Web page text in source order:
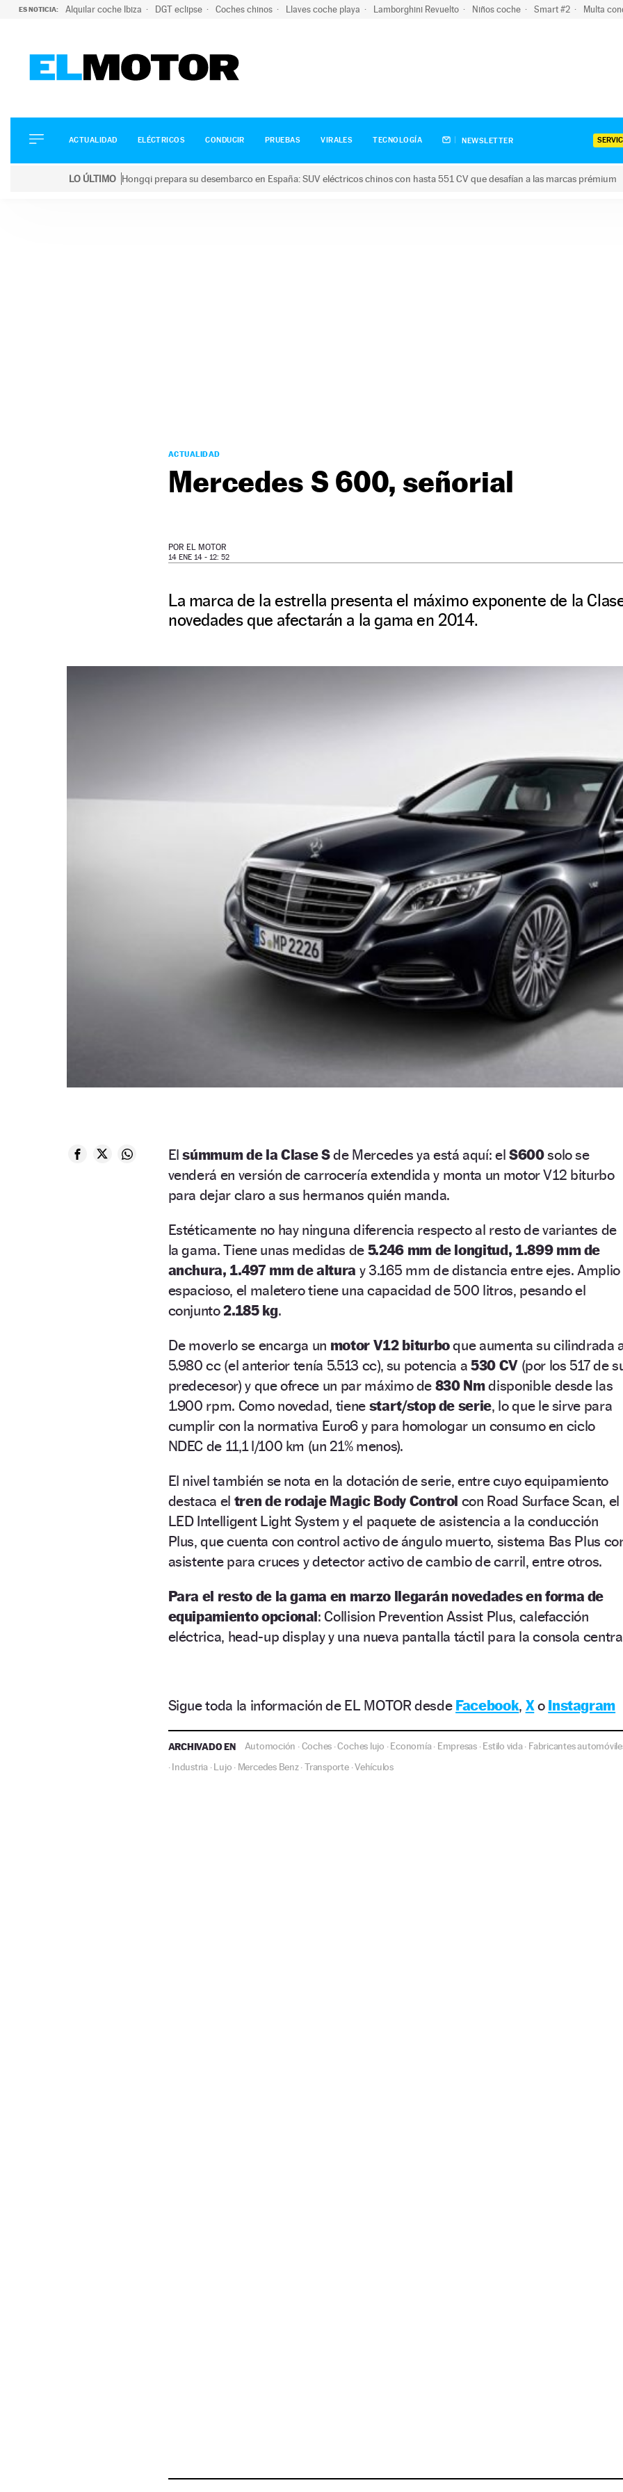
ES NOTICIA: Alquilar coche Ibiza DGT eclipse Coches chinos Llaves coche playa Lamborghini Revuelto Niños coche Smart #2 Multa
ELÉCTRICOS
CONDUCIR
ACTUALIDAD ELÉCTRICOS CONDUCIR PRUEBAS VIRALES TECNOLOGÍA NEWSLETTER
LO ÚLTIMO Hongqi prepara su desembarco en España: SUV eléctricos chinos con hasta 551 CV que desafían a las marcas prémium
ACTUALIDAD
Mercedes S 600, señorial
POR EL MOTOR
14 ENE 14 - 12: 52
La marca de la estrella presenta el máximo exponente de la
novedades que afectarán a la gama en 2014.
Elsúmmum de la Clase Sde Mercedes ya está aquí: el S600solo se
venderá en versión de carrocería extendida y monta un motor V12 biturbo
para dejar claro a sus hermanos quién manda.
Estéticamente no hay ninguna diferencia respecto al resto de variantes de
la gama. Tiene unas medidas de 5.246 mm de longitud, 1.899 mm de
anchura, 1.497 mm de altura y 3.165 mm de distancia entre ejes. Amplio
espacioso, el maletero tiene una capacidad de 500 litros, pesando el
conjunto2.185 kg.
De moverlo se encarga un motor V12 biturboque aumenta su cilindrada
5.980 cc (el anterior tenía 5.513 cc), su potencia a 530 CV(por los 517 de
predecesor) y que ofrece un par máximo de 830 Nmdisponible desde las
1.900 rpm. Como novedad, tiene start/stop de serie, lo que le sirve para
cumplir con la normativa Euro6 y para homologar un consumo en ciclo
NDEC de 11,1 l/100 km (un 21% menos).
El nivel también se nota en la dotación de serie, entre cuyo equipamiento
destaca el tren de rodaje Magic Body Control con Road Surface Scan, el
LED Intelligent Light System y el paquete de asistencia a la conducción
Plus, que cuenta con control activo de ángulo muerto, sistema Bas Plus
asistente para cruces y detector activo de cambio de carril, entre otros.
Para el resto de la gama en marzo llegarán novedades en forma de
equipamiento opcional: Collision Prevention Assist Plus, calefacción
eléctrica, head-up display y una nueva pantalla táctil para la consola
Sigue toda la información de EL MOTOR desde Facebook, Xo Instagram
ARCHIVADO EN Automoción ·Coches ·Coches lujo ·Economía· Empresas·Estilo vida· Fabricantes
·Industria·Lujo · Mercedes Benz·Transporte·Vehículos